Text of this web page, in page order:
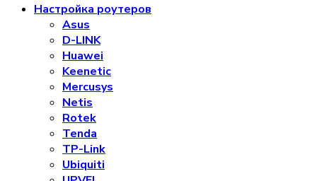
Настройка роутеров
Asus
D-LINK
Huawei
Keenetic
Mercusys
Netis
Rotek
Tenda
TP-Link
Ubiquiti